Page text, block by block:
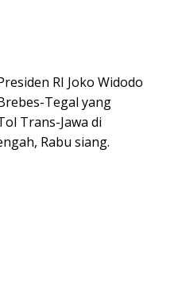
RI Joko Widodo
Tegal yang
Trans-Jawa di
Rabu siang.